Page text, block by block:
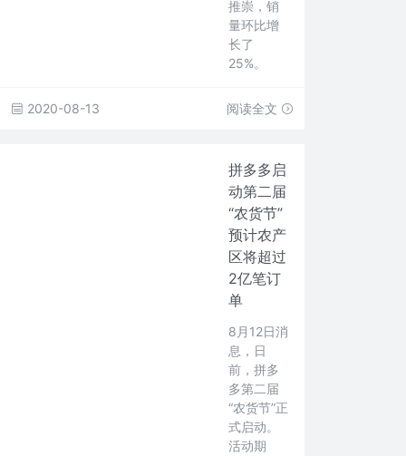
推崇，销
量环比增
长了
25%。
2020-08-13 阅读全文
拼多多启
动第二届
“农货节”
预计农产
区将超过
2亿笔订
单
8月12日消
息，日
前，拼多
多第二届
“农货节”正
式启动。
活动期